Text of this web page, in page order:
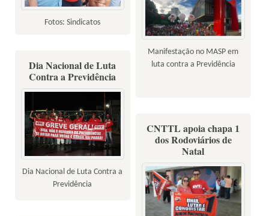
Fotos: Sindicatos
Manifestação no MASP em
luta contra a Previdência
Dia Nacional de Luta
Contra a Previdência
Dia Nacional de Luta Contra a
Previdência
CNTTL apoia chapa 1
dos Rodoviários de
Natal